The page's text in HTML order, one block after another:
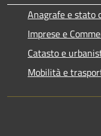
Anagrafe e stato
Imprese e
Catasto e
Mobilità e